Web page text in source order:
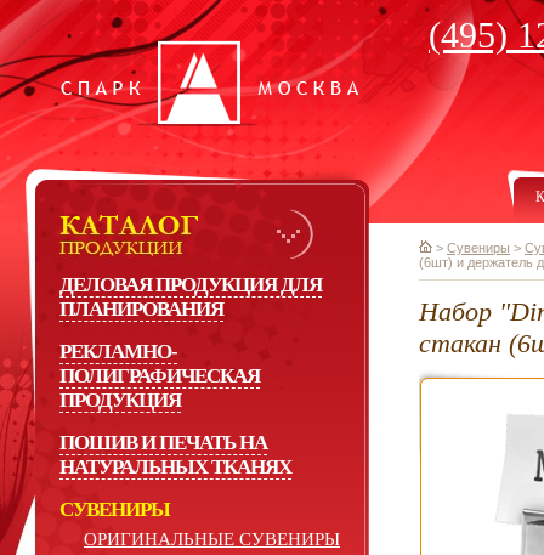
(495)
ДЕЛОВАЯ ПРОДУКЦИЯ ДЛЯ
ПЛАНИРОВАНИЯ
РЕКЛАМНО-
ПОЛИГРАФИЧЕСКАЯ
ПРОДУКЦИЯ
ПОШИВ И ПЕЧАТЬ НА
НАТУРАЛЬНЫХ ТКАНЯХ
СУВЕНИРЫ
ОРИГИНАЛЬНЫЕ СУВЕНИРЫ
> Сувениры >
(6шт) и держатель
Набор
стакан